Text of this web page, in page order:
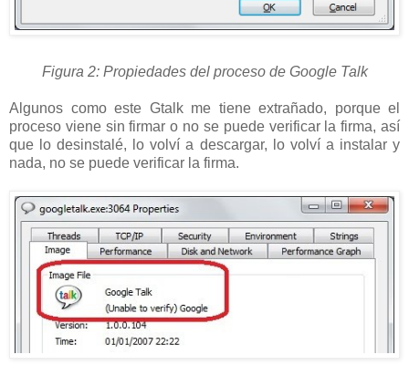
Figura 2: Propiedades del proceso de Google Talk
Algunos como este Gtalk me tiene extrañado, porque el
proceso viene sin firmar o no se puede verificar la firma, así
que lo desinstalé, lo volví a descargar, lo volví a instalar y
nada, no se puede verificar la firma.